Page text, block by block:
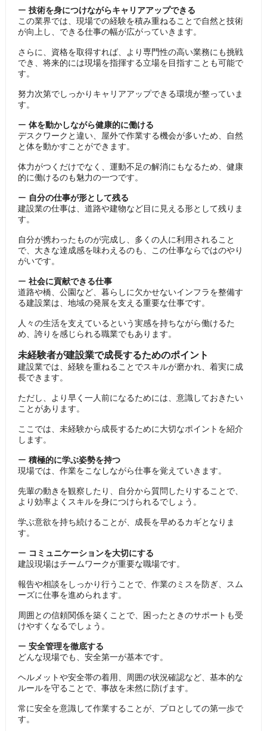
ー 技術を身につけながらキャリアアップできる
この業界では、現場での経験を積み重ねることで自然と技術
が向上し、できる仕事の幅が広がっていきます。
さらに、資格を取得すれば、より専門性の高い業務にも挑戦
でき、将来的には現場を指揮する立場を目指すことも可能で
す。
努力次第でしっかりキャリアアップできる環境が整っていま
す。
ー 体を動かしながら健康的に働ける
デスクワークと違い、屋外で作業する機会が多いため、自然
と体を動かすことができます。
体力がつくだけでなく、運動不足の解消にもなるため、健康
的に働けるのも魅力の一つです。
ー 自分の仕事が形として残る
建設業の仕事は、道路や建物など目に見える形として残りま
す。
自分が携わったものが完成し、多くの人に利用されること
で、大きな達成感を味わえるのも、この仕事ならではのやり
がいです。
ー 社会に貢献できる仕事
道路や橋、公園など、暮らしに欠かせないインフラを整備す
る建設業は、地域の発展を支える重要な仕事です。
人々の生活を支えているという実感を持ちながら働けるた
め、誇りを感じられる職業でもあります。
未経験者が建設業で成長するためのポイント
建設業では、経験を重ねることでスキルが磨かれ、着実に成
長できます。
ただし、より早く一人前になるためには、意識しておきたい
ことがあります。
ここでは、未経験から成長するために大切なポイントを紹介
します。
ー 積極的に学ぶ姿勢を持つ
現場では、作業をこなしながら仕事を覚えていきます。
先輩の動きを観察したり、自分から質問したりすることで、
より効率よくスキルを身につけられるでしょう。
学ぶ意欲を持ち続けることが、成長を早めるカギとなりま
す。
ー コミュニケーションを大切にする
建設現場はチームワークが重要な職場です。
報告や相談をしっかり行うことで、作業のミスを防ぎ、スム
ーズに仕事を進められます。
周囲との信頼関係を築くことで、困ったときのサポートも受
けやすくなるでしょう。
ー 安全管理を徹底する
どんな現場でも、安全第一が基本です。
ヘルメットや安全帯の着用、周囲の状況確認など、基本的な
ルールを守ることで、事故を未然に防げます。
常に安全を意識して作業することが、プロとしての第一歩で
す。